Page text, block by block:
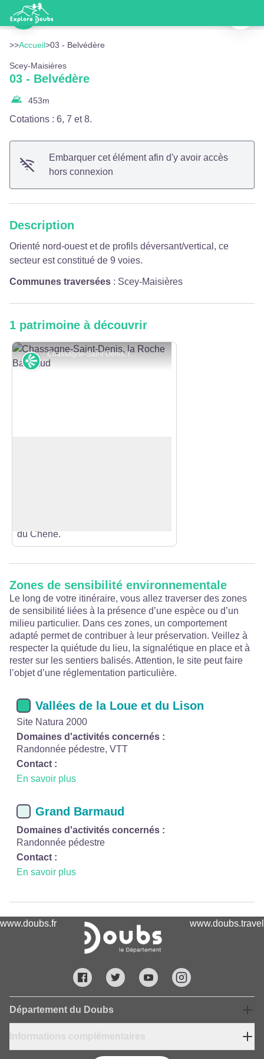
03 - Belvédère
Voir l'image en plein écran
>>Accueil>03 - Belvédère
Scey-Maisières
03 - Belvédère
453m
Cotations : 6, 7 et 8.
Embarquer cet élément afin d'y avoir accès
hors connexion
Description
Orienté nord-ouest et de profils déversant/vertical, ce
secteur est constitué de 9 voies.
Communes traversées : Scey-Maisières
1 patrimoine à découvrir
Chassagne-Saint-Denis, la Roche Barmaud - © Albain CCLL
Point de vue
du Chêne.
Zones de sensibilité environnementale
Le long de votre itinéraire, vous allez traverser des zones
de sensibilité liées à la présence d’une espèce ou d’un
milieu particulier. Dans ces zones, un comportement
adapté permet de contribuer à leur préservation. Veillez à
respecter la quiétude du lieu, la signalétique en place et à
rester sur les sentiers balisés. Attention, le site peut faire
l’objet d’une réglementation particulière.
Vallées de la Loue et du Lison
Site Natura 2000
Domaines d'activités concernés :
Randonnée pédestre, VTT
Contact :
En savoir plus
Grand Barmaud
Domaines d'activités concernés :
Randonnée pédestre
Contact :
En savoir plus
www.doubs.fr www.doubs.travel
Département du Doubs
Informations complémentaires